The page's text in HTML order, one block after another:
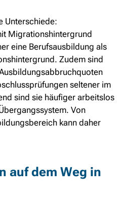
Unterschiede:
Migrationshintergrund
eine Berufsausbildung als
Zudem sind
seltener im
sind sie häufiger arbeitslos
Von
kann daher
auf dem Weg in